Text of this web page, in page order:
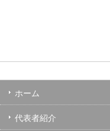
ホーム
代表者紹介